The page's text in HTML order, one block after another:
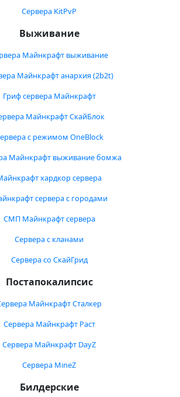
Сервера KitPvP
Выживание
Майнкрафт выживание
Майнкрафт анархия (2b2t)
Гриф сервера Майнкрафт
Майнкрафт СкайБлок
с режимом OneBlock
Майнкрафт выживание бомжа
хардкор сервера
сервера с городами
СМП Майнкрафт сервера
Сервера с кланами
Сервера со СкайГрид
Постапокалипсис
Майнкрафт Сталкер
Сервера Майнкрафт Раст
Сервера Майнкрафт DayZ
Сервера MineZ
Билдерские